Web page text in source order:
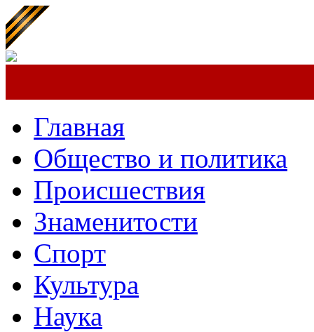
Главная
Общество и политика
Происшествия
Знаменитости
Спорт
Культура
Наука